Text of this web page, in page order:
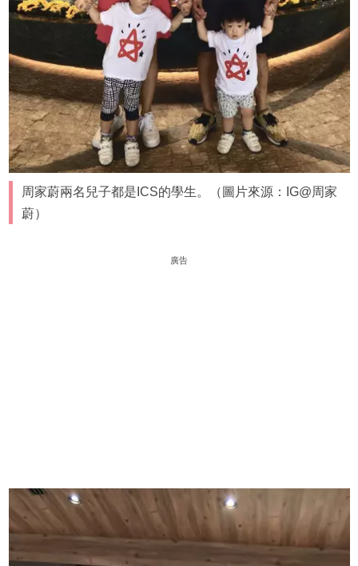
周家蔚兩名兒子都是ICS的學生。（圖片來源：IG@周家
蔚）
廣告